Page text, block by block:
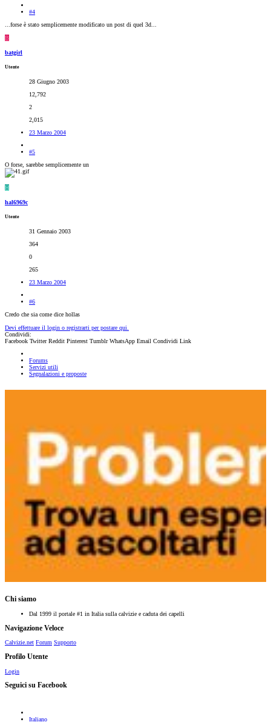
#4
...forse è stato semplicemente modificato un post di quel 3d...
B
batgirl
Utente
28 Giugno 2003
12,792
2
2,015
23 Marzo 2004
#5
O forse, sarebbe semplicemente un
H
hal6969c
Utente
31 Gennaio 2003
364
0
265
23 Marzo 2004
#6
Credo che sia come dice hollas
Devi effettuare il login o registrarti per postare qui.
Condividi:
Facebook Twitter Reddit Pinterest Tumblr WhatsApp Email Condividi Link
Forums
Servizi utili
Segnalazioni e proposte
Chi siamo
Dal 1999 il portale #1 in Italia sulla calvizie e caduta dei capelli
Navigazione Veloce
Calvizie.net Forum Supporto
Profilo Utente
Login
Seguici su Facebook
Italiano